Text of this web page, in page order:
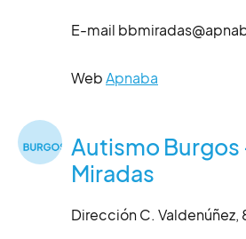
E-mail
WebApnaba
Autismo
Miradas
Dirección C. Valdenúñez,